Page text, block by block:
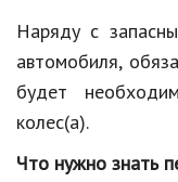
Спорт
Знаменитости
Статьи
Наряду с
автомобиля,
будет
колес(а).
Что нужно знать